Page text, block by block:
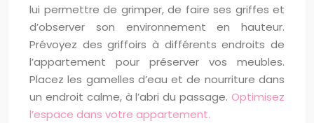
lui permettre de grimper, de faire ses griffes et
d’observer son environnement en hauteur.
Prévoyez des griffoirs à différents endroits de
l’appartement pour préserver vos meubles.
Placez les gamelles d’eau et de nourriture dans
un endroit calme, à l’abri du passage. Optimisez
l’espace dans votre appartement.